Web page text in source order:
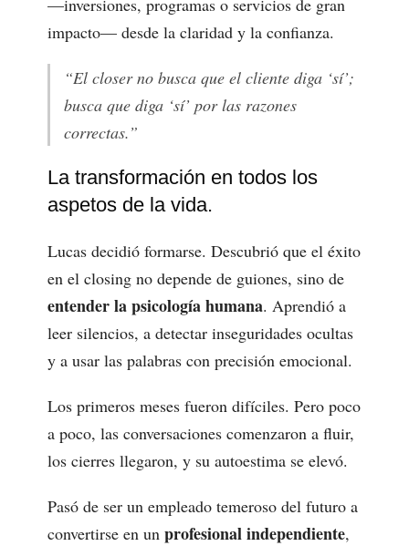
—inversiones, programas o servicios de gran
impacto— desde la claridad y la confianza.
“El closer no busca que el cliente diga ‘sí’;
busca que diga ‘sí’ por las razones
correctas.”
La transformación en todos los
aspetos de la vida.
Lucas decidió formarse. Descubrió que el éxito
en el closing no depende de guiones, sino de
entender la psicología humana. Aprendió a
leer silencios, a detectar inseguridades ocultas
y a usar las palabras con precisión emocional.
Los primeros meses fueron difíciles. Pero poco
a poco, las conversaciones comenzaron a fluir,
los cierres llegaron, y su autoestima se elevó.
Pasó de ser un empleado temeroso del futuro a
convertirse en unprofesional independiente,